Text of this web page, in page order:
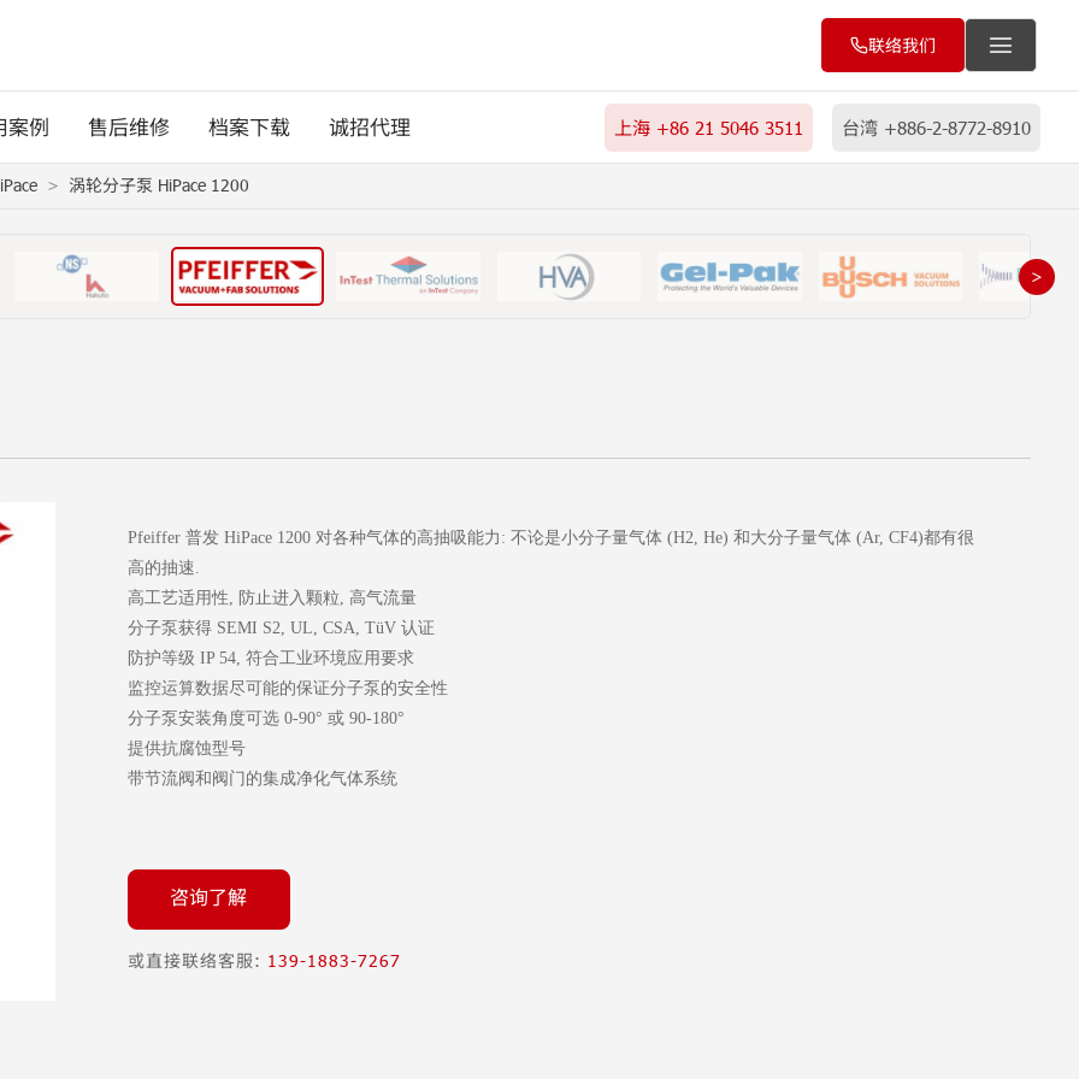
联络我们
案例 售后维修 档案下载 诚招代理 上海 +86 21 5046 3511 台湾 +886-2-8772-8910
涡轮分子泵 HiPace 1200
＞
Pfeiffer 普发 HiPace 1200 对各种气体的高抽吸能力: 不论是小分子量气体 (H2, He) 和大分子量气体 (Ar, CF4)都有很
高的抽速.
高工艺适用性, 防止进入颗粒, 高气流量
分子泵获得 SEMI S2, UL, CSA, TüV 认证
防护等级 IP 54, 符合工业环境应用要求
监控运算数据尽可能的保证分子泵的安全性
分子泵安装角度可选 0-90° 或 90-180°
提供抗腐蚀型号
带节流阀和阀门的集成净化气体系统
咨询了解
或直接联络客服: 139-1883-7267